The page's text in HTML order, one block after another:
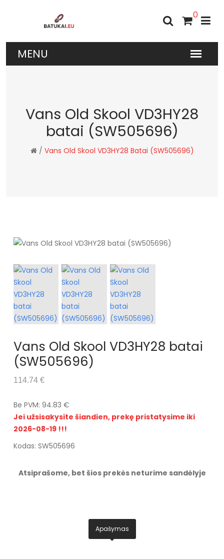
0
Vans Old Skool VD3HY28
batai (SW505696)
/ Vans Old Skool VD3HY28 Batai (SW505696)
Vans Old Skool VD3HY28 batai
(SW505696)
114.74 €
Be PVM: 94.83 €
Jei užsisakysite šiandien, prekę pristatysime iki
2026-08-19 !!!
Kodas: SW505696
Atsiprašome, bet šios prekės neturime sandėlyje
Apašymas